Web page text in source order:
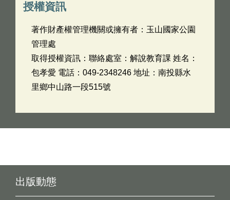
授權資訊
著作財產權管理機關或擁有者：玉山國家公園
管理處
取得授權資訊：聯絡處室：解說教育課 姓名：
包孝愛 電話：049-2348246 地址：南投縣水
里鄉中山路一段515號
出版動態